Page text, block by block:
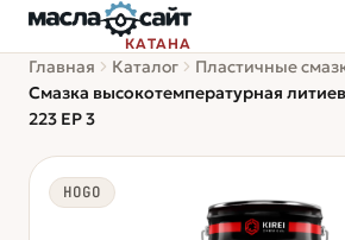
КАТАНА
Главная Каталог
Пластичные
Смазка высокотемпературная
223 EP 3
HOGO